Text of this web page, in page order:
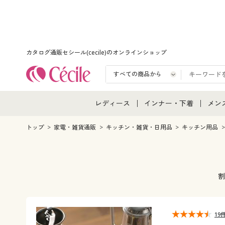
カタログ通販セシール(cecile)のオンラインショップ
レディース
レディース通販すべて
インナー・下着
インナー・下着通販すべ
メン
メン
メ
トップ 家電・雑貨通販 キッチン・雑貨・日用品 キッチン用品
19